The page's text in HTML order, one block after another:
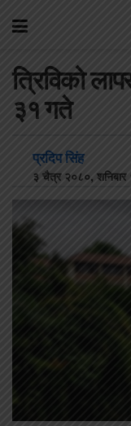
त्रिविको
३१ गते
प्रदिप सिंह
३ चैत्र २०८०,